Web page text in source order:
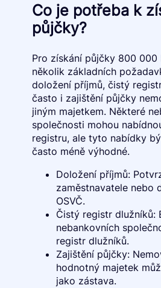
Co je potřeba k
půjčky?
Pro získání půjčky 800 000
několik základních
doložení příjmů, čistý
často i zajištění půjčky
jiným majetkem. Některé
společnosti mohou
registru, ale tyto nabídky
často méně výhodné.
Doložení příjmů:
zaměstnavatele nebo
OSVČ.
Čistý registr dlužníků:
nebankovních
registr dlužníků.
Zajištění půjčky:
hodnotný majetek
jako zástava.